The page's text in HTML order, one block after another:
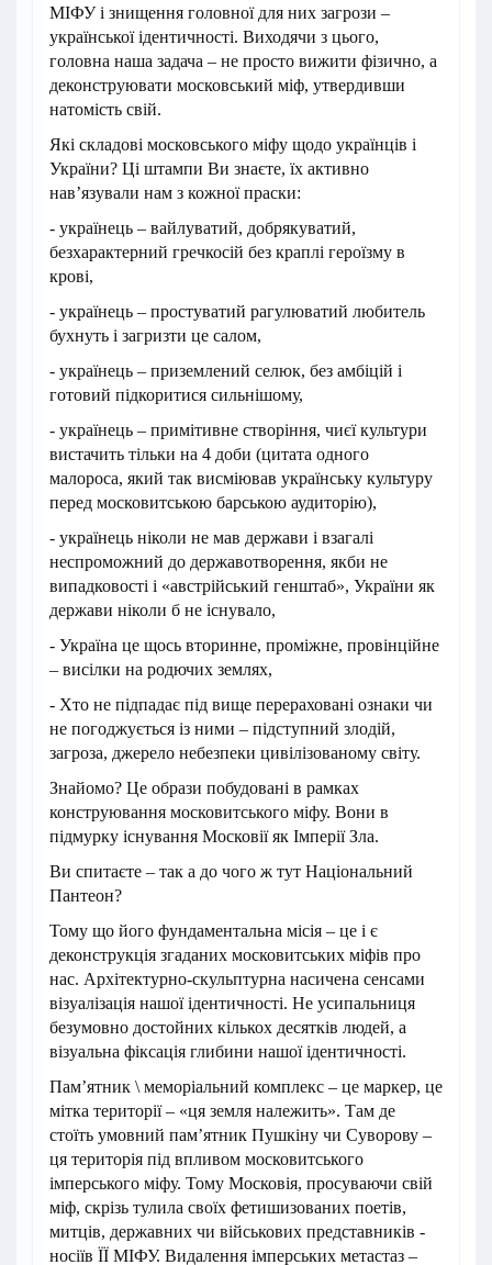
МІФУ і знищення головної для них загрози –
української ідентичності. Виходячи з цього,
головна наша задача – не просто вижити фізично, а
деконструювати московський міф, утвердивши
натомість свій.
Які складові московського міфу щодо українців і
України? Ці штампи Ви знаєте, їх активно
нав’язували нам з кожної праски:
- українець – вайлуватий, добрякуватий,
безхарактерний гречкосій без краплі героїзму в
крові,
- українець – простуватий рагулюватий любитель
бухнуть і загризти це салом,
- українець – приземлений селюк, без амбіцій і
готовий підкоритися сильнішому,
- українець – примітивне створіння, чиєї культури
вистачить тільки на 4 доби (цитата одного
малороса, який так висміював українську культуру
перед московитською барською аудиторію),
- українець ніколи не мав держави і взагалі
неспроможний до державотворення, якби не
випадковості і «австрійський генштаб», України як
держави ніколи б не існувало,
- Україна це щось вторинне, проміжне, провінційне
– висілки на родючих землях,
- Хто не підпадає під вище перераховані ознаки чи
не погоджується із ними – підступний злодій,
загроза, джерело небезпеки цивілізованому світу.
Знайомо? Це образи побудовані в рамках
конструювання московитського міфу. Вони в
підмурку існування Московії як Імперії Зла.
Ви спитаєте – так а до чого ж тут Національний
Пантеон?
Тому що його фундаментальна місія – це і є
деконструкція згаданих московитських міфів про
нас. Архітектурно-скульптурна насичена сенсами
візуалізація нашої ідентичності. Не усипальниця
безумовно достойних кількох десятків людей, а
візуальна фіксація глибини нашої ідентичності.
Пам’ятник \ меморіальний комплекс – це маркер, це
мітка території – «ця земля належить». Там де
стоїть умовний пам’ятник Пушкіну чи Суворову –
ця територія під впливом московитського
імперського міфу. Тому Московія, просуваючи свій
міф, скрізь тулила своїх фетишизованих поетів,
митців, державних чи військових представників -
носіїв ЇЇ МІФУ. Видалення імперських метастаз –